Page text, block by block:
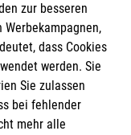
zur besseren
dass Cookies
werden. Sie
Sie zulassen
bei fehlender
mehr alle